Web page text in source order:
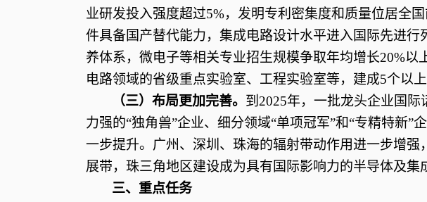
业研发投入强度超过5%，发明专利密集度和质量位居全
件具备国产替代能力，集成电路设计水平进入国际先进
养体系，微电子等相关专业招生规模争取年均增长20%以
电路领域的省级重点实验室、工程实验室等，建成5个以
（三）布局更加完善。 到 2025年，一批龙头企业国
力强的“独角兽”企业、细分领域“单项冠军”和“专精特新”
一步提升。广州、深圳、珠海的辐射带动作用进一步增强
展带，珠三角地区建设成为具有国际影响力的半导体及集
三、重点任务